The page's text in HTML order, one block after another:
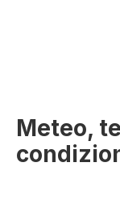
Meteo,